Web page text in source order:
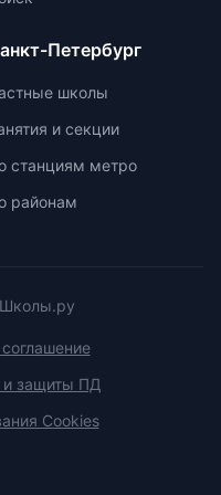
Петербург
школы
и секции
станциям метро
районам
и защиты ПД
Cookies